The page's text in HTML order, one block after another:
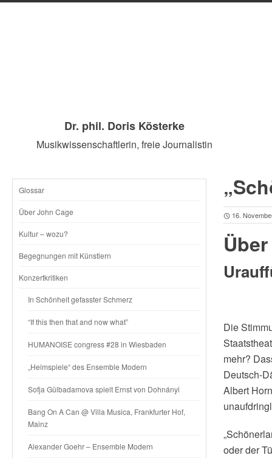
Dr. phil. Doris Kösterke
Musikwissenschaftlerin, freie Journalistin
SKIP
CONTENT
Glossar
Über John Cage
Kultur – wozu?
Begegnungen mit Künstlern
Konzertkritiken
In Schönheit gefasster Schmerz
“If this then that and now what”
HUMANOISE congress #28 in Wiesbaden
„Heimspiele“ des Ensemble Modern
Sofja Gülbadamova spielt Ernst von Dohnányi
Bang On A Can @ Villa Musica, Frankfurter Hof,
Mainz
Alexander Goehr – Ensemble Modern
16.
Die
mehr?
Deutsch-
Albert
oder der